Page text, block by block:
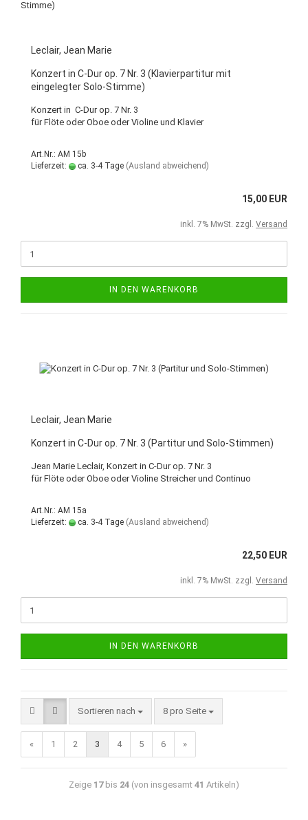
Leclair, Jean Marie
Konzert in C-Dur op. 7 Nr. 3 (Klavierpartitur mit
eingelegter Solo-Stimme)
Konzert in C-Dur op. 7 Nr. 3
für Flöte oder Oboe oder Violine und Klavier
Art.Nr.: AM 15b
Lieferzeit:
ca. 3-4 Tage (Ausland abweichend)
15,00 EUR
inkl. 7% MwSt. zzgl. Versand
IN DEN WARENKORB
Leclair, Jean Marie
Konzert in C-Dur op. 7 Nr. 3 (Partitur und Solo-Stimmen)
Jean Marie Leclair, Konzert in C-Dur op. 7 Nr. 3
für Flöte oder Oboe oder Violine Streicher und Continuo
Art.Nr.: AM 15a
Lieferzeit:
ca. 3-4 Tage (Ausland abweichend)
22,50 EUR
inkl. 7% MwSt. zzgl. Versand
IN DEN WARENKORB
Sortieren nach 8 pro Seite
« 1 2 3 4 5 6 »
Zeige 17bis 24 (von insgesamt 41 Artikeln)